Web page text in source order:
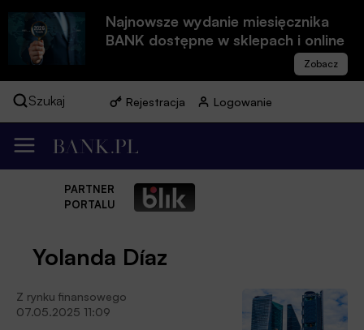
Najnowsze wydanie miesięcznika
BANK dostępne w sklepach i online
Szukaj Rejestracja Logowanie
PARTNER
PORTALU
Yolanda Díaz
Z rynku finansowego
07.05.2025 11:09